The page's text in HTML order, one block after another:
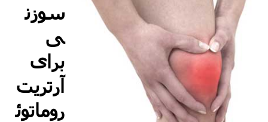
سوزن
ی
برای
آرتریت
روماتوئ